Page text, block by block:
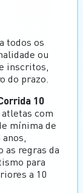
todos os
ou
inscritos,
do prazo.
10
com
mínima de
as regras da
para
a 10